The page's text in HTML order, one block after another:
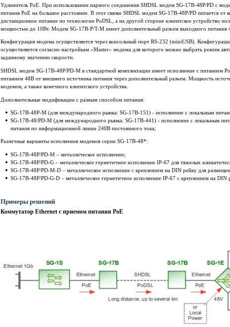
Удлинитель PoE. При использовании парного соединения SHDSL модем SG-17B-48P/PD с
питания PoE на большое расстояние. В этот связке SHDSL модем SG-17B-48P/PD питается от
дистанционное питание по технологии PoDSL, а на другой стороне клиентское устройство
мощностью до 10Вт. Модем SG-17B-P/T-M имеет дополнительный разъем выходного питания
Конфигурация модема осуществляется через консольный порт RS-232 (miniUSB).
осуществляется согласно настройкам «Master» модема для которого можно выбрать режим
заданному значению скорости.
SHDSL модем SG-17B-48P/PD-M в стандартной комплектации имеет исполнение с питанием
питанием 48В от внешнего источника питания через дополнительный разъем. Мощность
модемов, а также конечного клиентского устройства.
Дополнительные модификации с разным способом питания:
SG-17B-48P-M (для международного рынка: SG-17B-151) - исполнение с локальным
SG-17B-48/PD-M (для международного рынка: SG-17B-441) - исполнение с локальным
питания по информационной линии 240В постоянного тока;
Различные варианты исполнения модемов серии SG-17B-48*:
SG-17B-48P/PD-M – металлическое исполнение;
SG-17B-48P/PD-G – металлическое герметичное исполнение IP-67 для тяжелых
SG-17B-48P/PD-M-D – металлическое исполнение c креплением на DIN рейку для
SG-17B-48P/PD-G-D – металлическое герметичное исполнение IP-67 с креплением на DIN
Примеры решений
Коммутатор Ethernet с приемом питания PoE